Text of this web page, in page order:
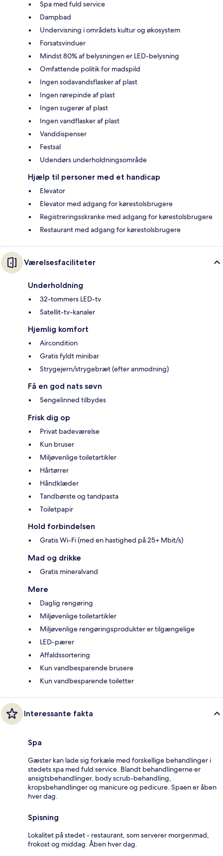
Spa med fuld service
Dampbad
Undervisning i områdets kultur og økosystem
Forsatsvinduer
Mindst 80% af belysningen er LED-belysning
Omfattende politik for madspild
Ingen sodavandsflasker af plast
Ingen rørepinde af plast
Ingen sugerør af plast
Ingen vandflasker af plast
Vanddispenser
Festsal
Udendørs underholdningsområde
Hjælp til personer med et handicap
Elevator
Elevator med adgang for kørestolsbrugere
Registreringsskranke med adgang for kørestolsbrugere
Restaurant med adgang for kørestolsbrugere
Værelsesfaciliteter
Underholdning
32-tommers LED-tv
Satellit-tv-kanaler
Hjemlig komfort
Aircondition
Gratis fyldt minibar
Strygejern/strygebræt (efter anmodning)
Få en god nats søvn
Sengelinned tilbydes
Frisk dig op
Privat badeværelse
Kun bruser
Miljøvenlige toiletartikler
Hårtørrer
Håndklæder
Tandbørste og tandpasta
Toiletpapir
Hold forbindelsen
Gratis Wi-Fi (med en hastighed på 25+ Mbit/s)
Mad og drikke
Gratis mineralvand
Mere
Daglig rengøring
Miljøvenlige toiletartikler
Miljøvenlige rengøringsprodukter er tilgængelige
LED-pærer
Affaldssortering
Kun vandbesparende brusere
Kun vandbesparende toiletter
Interessante fakta
Spa
Gæster kan lade sig forkæle med forskellige behandlinger i
stedets spa med fuld service. Blandt behandlingerne er
ansigtsbehandlinger, body scrub-behandling,
kropsbehandlinger og manicure og pedicure. Spaen er åben
hver dag.
Spisning
Lokalitet på stedet - restaurant, som serverer morgenmad,
frokost og middag. Åben hver dag.